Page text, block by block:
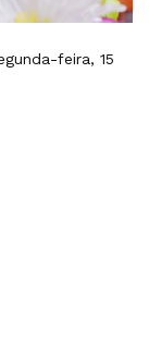
feira, 15